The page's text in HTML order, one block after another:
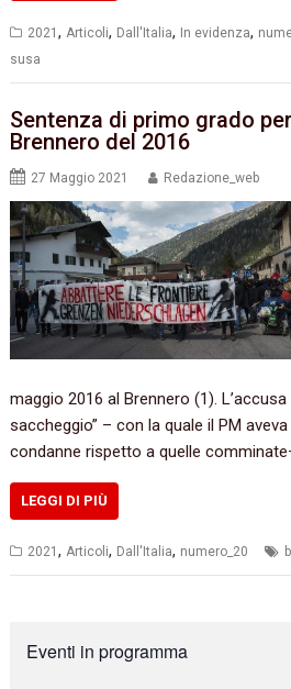
2021,Articoli, Dall'Italia, In evidenza,
susa
Sentenza di primo grado
Brennero del 2016
27 Maggio 2021 Redazione_web
maggio 2016 al Brennero (1).
saccheggio” – con la quale il PM
condanne rispetto a quelle
LEGGI DI PIÙ
2021, Articoli, Dall'Italia, numero_20
Eventi in programma